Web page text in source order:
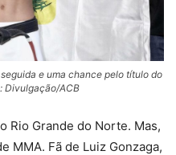
e uma chance pelo título do
Divulgação/ACB
Rio Grande do Norte. Mas,
MMA. Fã de Luiz Gonzaga,